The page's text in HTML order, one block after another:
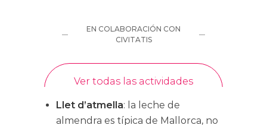
Llet d’atmella: la leche de
almendra es típica de Mallorca, no